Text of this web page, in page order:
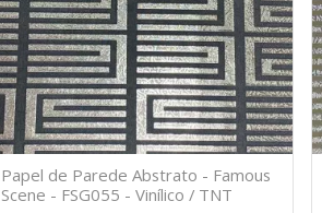
Papel de Parede Abstrato - Famous
Scene - FSG055 - Vinílico / TNT